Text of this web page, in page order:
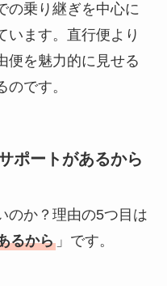
の乗り継ぎを中心に
います。直行便より
便を魅力的に見せる
です。
ポートがあるから
のか？理由の5つ目は
るから」です。